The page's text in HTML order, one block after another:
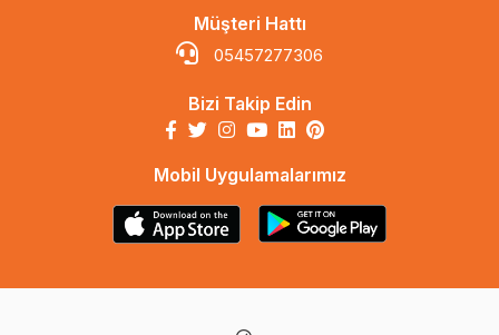
Müşteri Hattı
05457277306
Bizi Takip Edin
Mobil Uygulamalarımız